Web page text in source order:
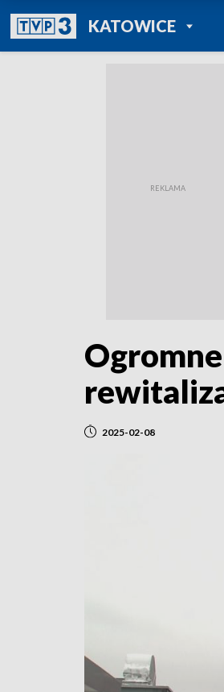
KATOWICEPOWRÓT DO
TVP REGIONY
2025-02-08